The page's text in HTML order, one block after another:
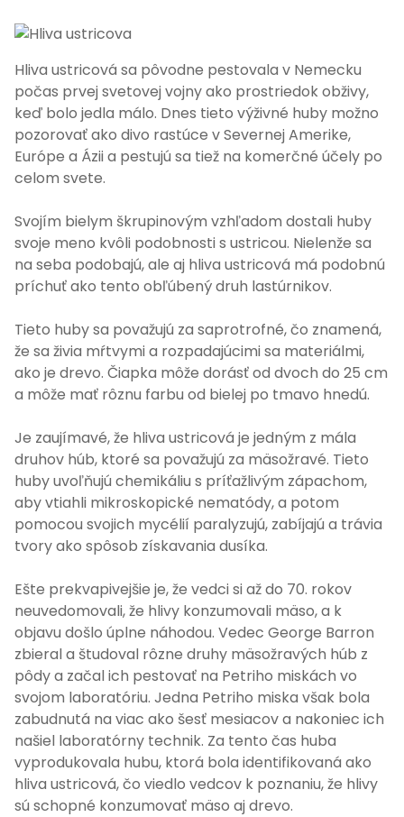
Hliva ustricová sa pôvodne pestovala v Nemecku
počas prvej svetovej vojny ako prostriedok obživy,
keď bolo jedla málo. Dnes tieto výživné huby možno
pozorovať ako divo rastúce v Severnej Amerike,
Európe a Ázii a pestujú sa tiež na komerčné účely po
celom svete.
Svojím bielym škrupinovým vzhľadom dostali huby
svoje meno kvôli podobnosti s ustricou. Nielenže sa
na seba podobajú, ale aj hliva ustricová má podobnú
príchuť ako tento obľúbený druh lastúrnikov.
Tieto huby sa považujú za saprotrofné, čo znamená,
že sa živia mŕtvymi a rozpadajúcimi sa materiálmi,
ako je drevo. Čiapka môže dorásť od dvoch do 25 cm
a môže mať rôznu farbu od bielej po tmavo hnedú.
Je zaujímavé, že hliva ustricová je jedným z mála
druhov húb, ktoré sa považujú za mäsožravé. Tieto
huby uvoľňujú chemikáliu s príťažlivým zápachom,
aby vtiahli mikroskopické nematódy, a potom
pomocou svojich mycélií paralyzujú, zabíjajú a trávia
tvory ako spôsob získavania dusíka.
Ešte prekvapivejšie je, že vedci si až do 70. rokov
neuvedomovali, že hlivy konzumovali mäso, a k
objavu došlo úplne náhodou. Vedec George Barron
zbieral a študoval rôzne druhy mäsožravých húb z
pôdy a začal ich pestovať na Petriho miskách vo
svojom laboratóriu. Jedna Petriho miska však bola
zabudnutá na viac ako šesť mesiacov a nakoniec ich
našiel laboratórny technik. Za tento čas huba
vyprodukovala hubu, ktorá bola identifikovaná ako
hliva ustricová, čo viedlo vedcov k poznaniu, že hlivy
sú schopné konzumovať mäso aj drevo.